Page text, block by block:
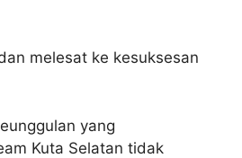
melesat ke kesuksesan
yang
Kuta Selatan tidak